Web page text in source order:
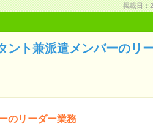
掲載日：
ント兼派遣メンバーのリ
のリーダー業務